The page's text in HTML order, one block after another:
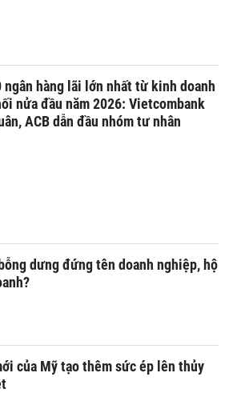
ngân hàng lãi lớn nhất từ kinh doanh
nửa đầu năm 2026: Vietcombank
ACB dẫn đầu nhóm tư nhân
dưng đứng tên doanh nghiệp, hộ
của Mỹ tạo thêm sức ép lên thủy